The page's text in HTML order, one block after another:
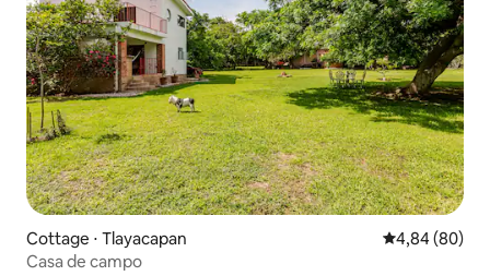
Cottage ⋅ Tlayacapan Évaluation
4,84 (80)
Casa de campo